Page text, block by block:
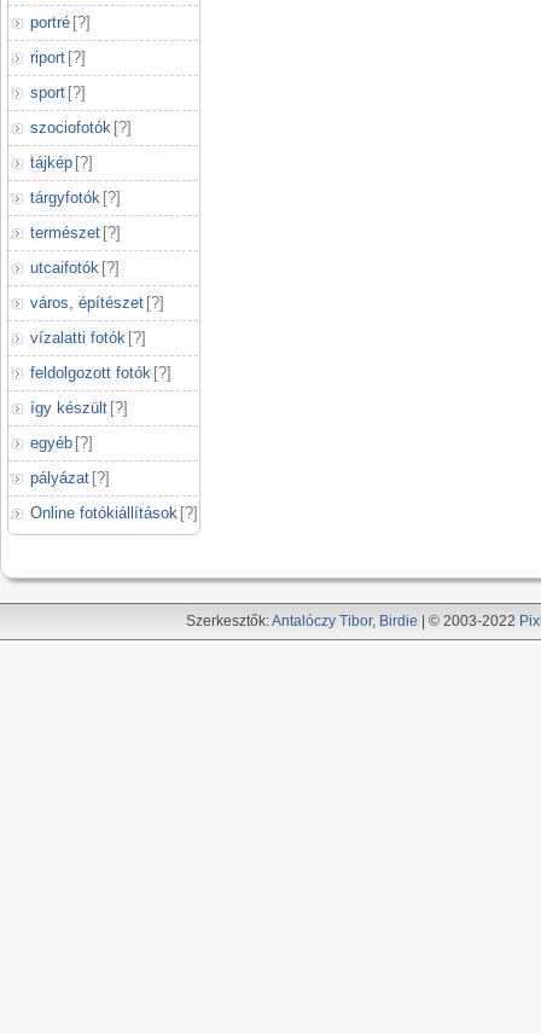
portré [?]
riport [?]
sport [?]
szociofotók [?]
tájkép [?]
tárgyfotók [?]
természet [?]
utcaifotók [?]
város, építészet [?]
vízalatti fotók [?]
feldolgozott fotók [?]
így készült [?]
egyéb [?]
pályázat [?]
Online fotókiállítások [?]
Szerkesztők:Antalóczy Tibor, Birdie | © 2003-2022